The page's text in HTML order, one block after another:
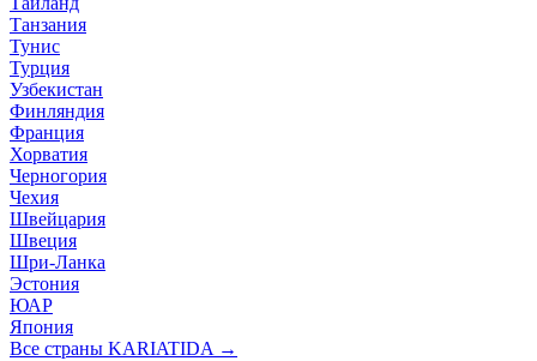
Танзания
Тунис
Турция
Узбекистан
Финляндия
Франция
Хорватия
Черногория
Чехия
Швейцария
Швеция
Шри-Ланка
Эстония
ЮАР
Япония
Все страны KARIATIDA →